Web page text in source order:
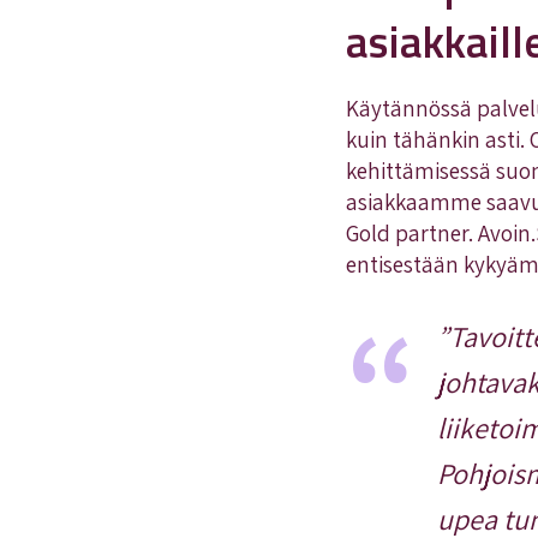
Käytännössä
kuin tähänkin asti.
kehittämisessä
asiakkaamme
Gold partner.
entisestään
upea